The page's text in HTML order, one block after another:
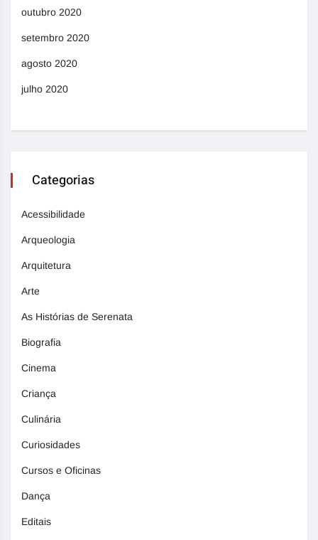
outubro 2020
setembro 2020
agosto 2020
julho 2020
Categorias
Acessibilidade
Arqueologia
Arquitetura
Arte
As Histórias de Serenata
Biografia
Cinema
Criança
Culinária
Curiosidades
Cursos e Oficinas
Dança
Editais